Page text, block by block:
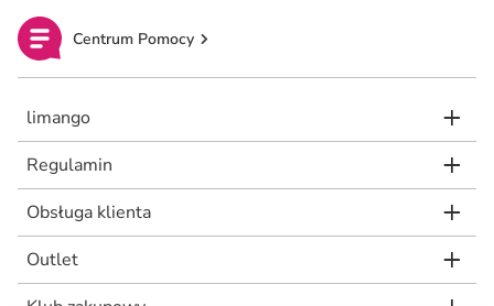
Centrum Pomocy
limango
Regulamin
Obsługa klienta
Outlet